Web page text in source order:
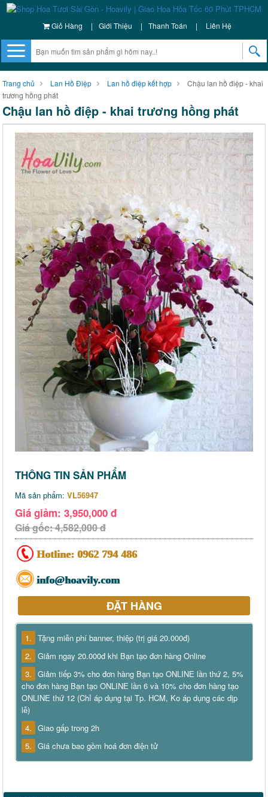
Giỏ Hàng | Giới Thiệu | Thanh Toán | Liên Hệ
Trang chủ Lan Hồ Điệp Lan hồ điệp kết hợp
Chậu lan hồ điệp - khai
trương hồng phát
Chậu lan hồ điệp - khai trương hồng phát
THÔNG TIN SẢN PHẨM
Mã sản phẩm: VL56947
Giá giảm: 3,950,000 đ
Giá gốc: 4,582,000 đ
Hotline: 0962 794 486
info@hoavily.com
ĐẶT HÀNG
1. Tặng miễn phí banner, thiệp (trị giá 20.000đ)
2. Giảm ngay 20.000đ khi Bạn tạo đơn hàng Online
3. Giảm tiếp 3% cho đơn hàng Bạn tạo ONLINE lần thứ 2, 5%
cho đơn hàng Bạn tạo ONLINE lần 6 và 10% cho đơn hàng tạo
ONLINE thứ 12 (Chỉ áp dụng tại Tp. HCM, Ko áp dụng các dịp
lễ)
4. Giao gấp trong 2h
5. Giá chưa bao gồm hoá đơn điện tử